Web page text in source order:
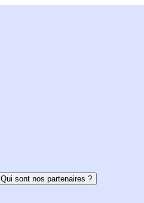
Qui sont nos partenaires ?